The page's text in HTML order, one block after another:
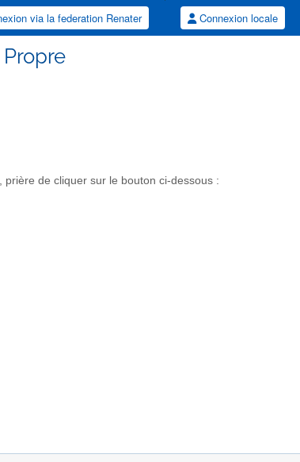
via la federation Renater Connexion locale
de cliquer sur le bouton ci-dessous :